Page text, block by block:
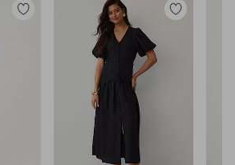
Lisää
Lisää